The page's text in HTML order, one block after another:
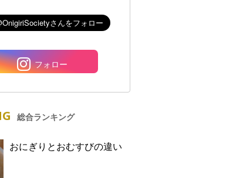
フォロー
総合ランキング
おにぎりとおむすびの違い